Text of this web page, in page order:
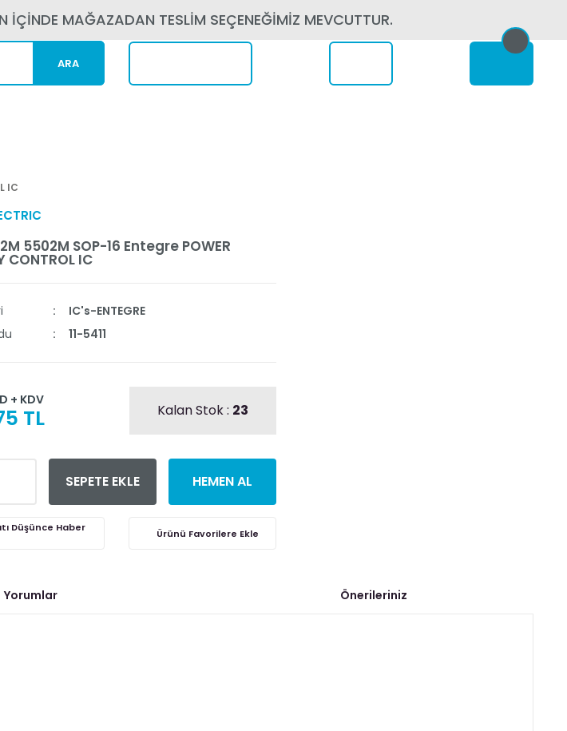
İÇİNDE MAĞAZADAN TESLİM SEÇENEĞİMİZ MEVCUTTUR.
ARA
IC
5502M SOP-16 Entegre POWER
CONTROL IC
IC's-ENTEGRE
11-5411
+ KDV
TL Kalan Stok : 23
SEPETE EKLE HEMEN AL
Düşünce Haber
Yorumlar Önerileriniz